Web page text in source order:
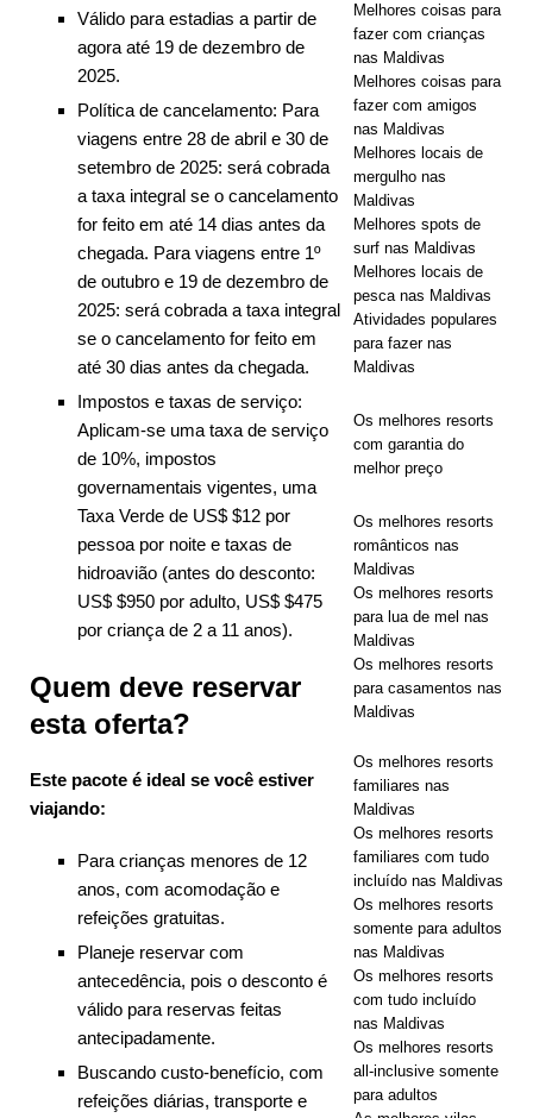
Black Friday
descontos
traslados
gratuitos.
OFERTAS
ESPECIAIS
novembro de
2025 ] Lua
inesquecível
Maldives
com
desconto no
Válido para estadias a partir de
agora até 19 de dezembro de
2025.
Política de cancelamento: Para
viagens entre 28 de abril e 30 de
setembro de 2025: será cobrada
a taxa integral se o cancelamento
for feito em até 14 dias antes da
chegada. Para viagens entre 1º
de outubro e 19 de dezembro de
2025: será cobrada a taxa integral
se o cancelamento for feito em
até 30 dias antes da chegada.
Impostos e taxas de serviço:
Aplicam-se uma taxa de serviço
de 10%, impostos
governamentais vigentes, uma
Taxa Verde de US$ $12 por
pessoa por noite e taxas de
hidroavião (antes do desconto:
US$ $950 por adulto, US$ $475
por criança de 2 a 11 anos).
Quem deve reservar
esta oferta?
Este pacote é ideal se você estiver
viajando:
Para crianças menores de 12
anos, com acomodação e
refeições gratuitas.
Planeje reservar com
antecedência, pois o desconto é
válido para reservas feitas
antecipadamente.
Buscando custo-benefício, com
refeições diárias, transporte e
Melhores coisas para
fazer com crianças
nas Maldivas
Melhores coisas para
fazer com amigos
nas Maldivas
Melhores locais de
mergulho nas
Maldivas
Melhores spots de
surf nas Maldivas
Melhores locais de
pesca nas Maldivas
Atividades populares
para fazer nas
Maldivas
Os melhores resorts
com garantia do
melhor preço
Os melhores resorts
românticos nas
Maldivas
Os melhores resorts
para lua de mel nas
Maldivas
Os melhores resorts
para casamentos nas
Maldivas
Os melhores resorts
familiares nas
Maldivas
Os melhores resorts
familiares com tudo
incluído nas Maldivas
Os melhores resorts
somente para adultos
nas Maldivas
Os melhores resorts
com tudo incluído
nas Maldivas
Os melhores resorts
all-inclusive somente
para adultos